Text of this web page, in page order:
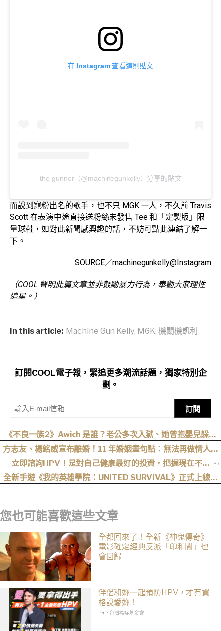
在 Instagram 查看這則貼文
the gunner（@machinegunkelly）分享的貼文
而說到寵粉出名的歌手，也不只 MGK 一人，不久前 Travis
Scott 在表演中途直接送粉絲未發售 Tee 和「定製版」限
量球鞋，如對此新聞感興趣的話，不妨可點此連結了解一
下。
SOURCE／machinegunkelly@Instagram
（COOL 聲明此篇文章並非鼓勵暴力行為，奉勸大家理性
追星。）
In this article: Machine Gun Kelly, MGK, 機關機凱利
訂閱COOL電子報，緊追更多潮流話題，獨家特別企
劃。
訂閱
《不良一族2》Awich 是誰？老公多次入獄、她曾抱嬰兒躲槍
擊，經歷、現況一次看
方志友、楊銘威宣布離婚！11 年婚姻畫句點：無法再做情人，
但我們永遠是家人
立即諮詢HPV！是對自己健康最好的投資，把握現在不嫌
晚！
全新手遊《我的英雄學院：UNITED SURVIVAL》正式上線！
您也可能喜歡這些文章
全都回來了！全新《神鬼傳奇》
電影確定經典反派「印和闐」也
會回歸
伴侶和妳一起預防HPV，才有資
格說愛妳！
PR・台灣癌症基金會